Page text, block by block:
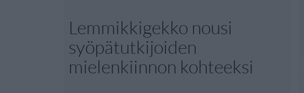
Lemmikkigekko nousi
syöpätutkijoiden
mielenkiinnon kohteeksi